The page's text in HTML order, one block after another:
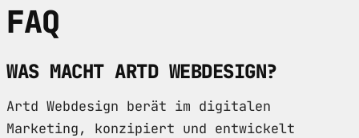
FAQ
WAS MACHT ARTD WEBDESIGN?
Artd Webdesign berät im digitalen
Marketing, konzipiert und entwickelt